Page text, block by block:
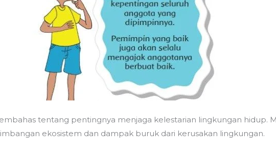
tentang pentingnya menjaga kelestarian lingkungan hidup.
ekosistem dan dampak buruk dari kerusakan lingkungan.